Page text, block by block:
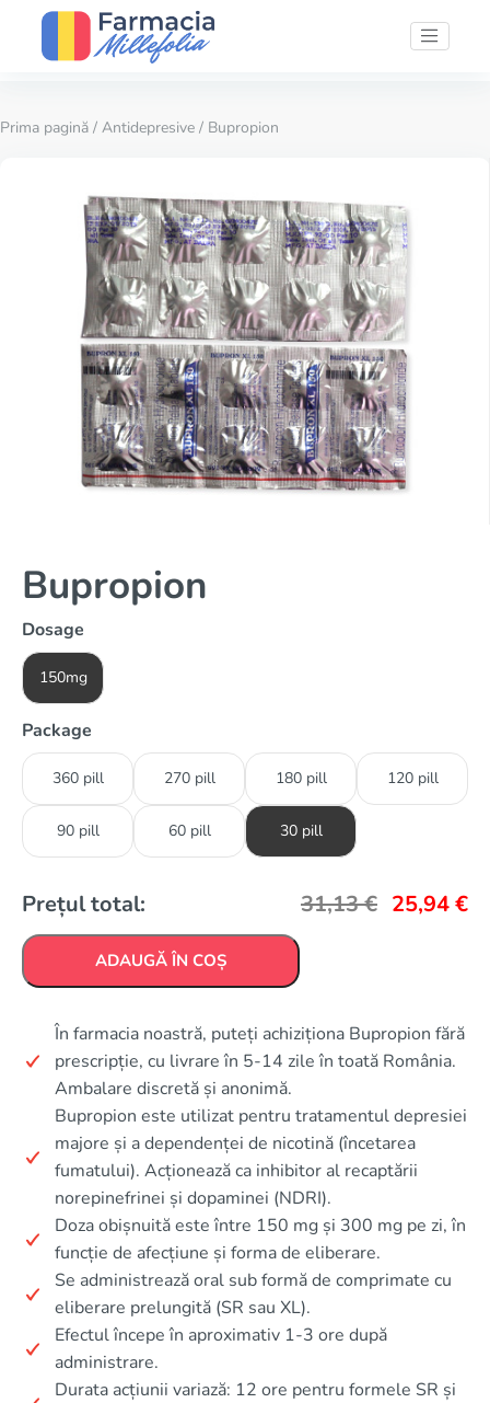
Prima pagină / Antidepresive / Bupropion
Bupropion
Dosage
150mg
Package
360 pill 270 pill 180 pill 120 pill
90 pill 60 pill 30 pill
Prețul total: 31,13€ 25,94€
ADAUGĂ ÎN COȘ
În farmacia noastră, puteți achiziționa Bupropion fără
prescripție, cu livrare în 5-14 zile în toată România.
Ambalare discretă și anonimă.
Bupropion este utilizat pentru tratamentul depresiei
majore și a dependenței de nicotină (încetarea
fumatului). Acționează ca inhibitor al recaptării
norepinefrinei și dopaminei (NDRI).
Doza obișnuită este între 150 mg și 300 mg pe zi, în
funcție de afecțiune și forma de eliberare.
Se administrează oral sub formă de comprimate cu
eliberare prelungită (SR sau XL).
Efectul începe în aproximativ 1-3 ore după
administrare.
Durata acțiunii variază: 12 ore pentru formele SR și